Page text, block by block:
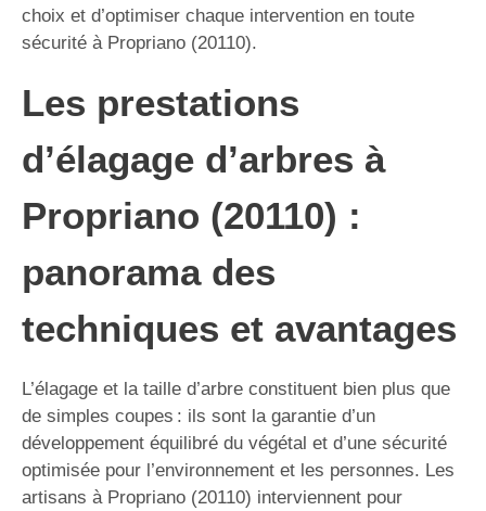
choix et d’optimiser chaque intervention en toute
sécurité à Propriano (20110).
Les prestations
d’élagage d’arbres à
Propriano (20110) :
panorama des
techniques et avantages
L’élagage et la taille d’arbre constituent bien plus que
de simples coupes : ils sont la garantie d’un
développement équilibré du végétal et d’une sécurité
optimisée pour l’environnement et les personnes. Les
artisans à Propriano (20110) interviennent pour